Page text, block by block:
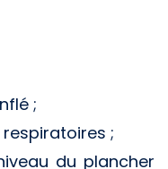
;
;
du plancher